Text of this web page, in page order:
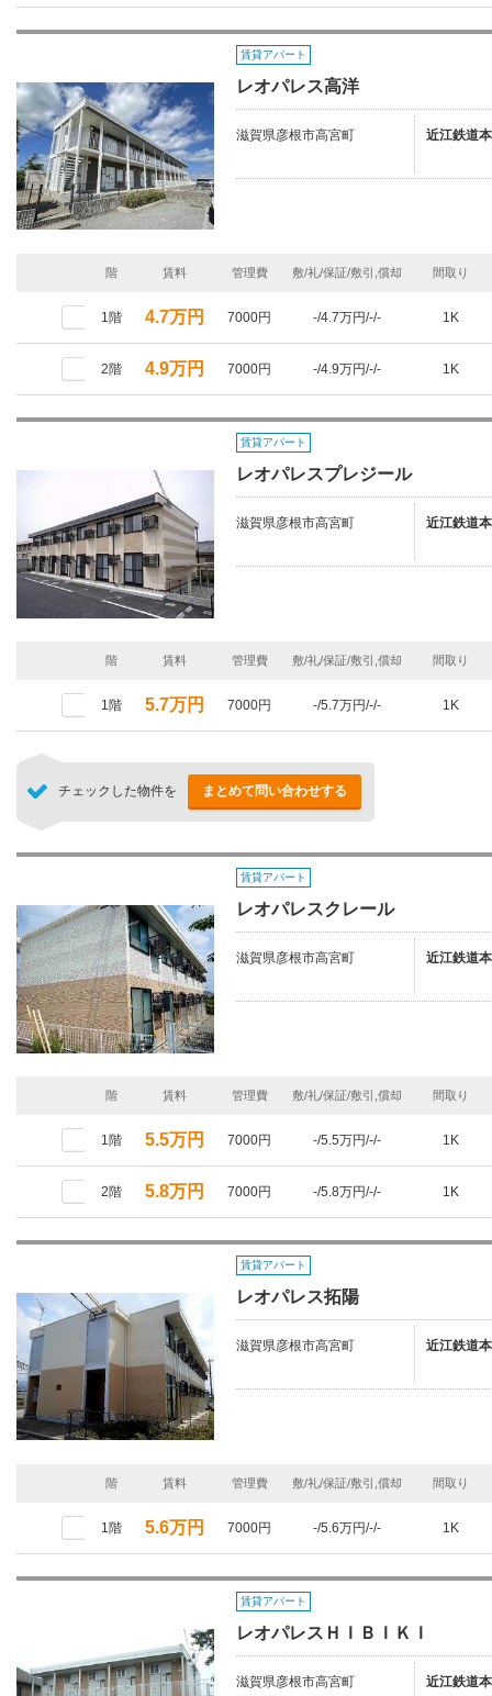
賃貸アパート
レオパレス高洋
滋賀県彦根市高宮町 近江鉄道
階 賃料 管理費 敷/礼/保証/敷引,償却 間取り
1階 4.7万円 7000円 -/4.7万円/-/- 1K
2階 4.9万円 7000円 -/4.9万円/-/- 1K
賃貸アパート
レオパレスプレジール
滋賀県彦根市高宮町 近江鉄道
階 賃料 管理費 敷/礼/保証/敷引,償却 間取り
1階 5.7万円 7000円 -/5.7万円/-/- 1K
チェックした物件を まとめて問い合わせする
賃貸アパート
レオパレスクレール
滋賀県彦根市高宮町 近江鉄道
階 賃料 管理費 敷/礼/保証/敷引,償却 間取り
1階 5.5万円 7000円 -/5.5万円/-/- 1K
2階 5.8万円 7000円 -/5.8万円/-/- 1K
賃貸アパート
レオパレス拓陽
滋賀県彦根市高宮町 近江鉄道
階 賃料 管理費 敷/礼/保証/敷引,償却 間取り
1階 5.6万円 7000円 -/5.6万円/-/- 1K
賃貸アパート
レオパレスＨＩＢＩＫＩ
滋賀県彦根市高宮町 近江鉄道